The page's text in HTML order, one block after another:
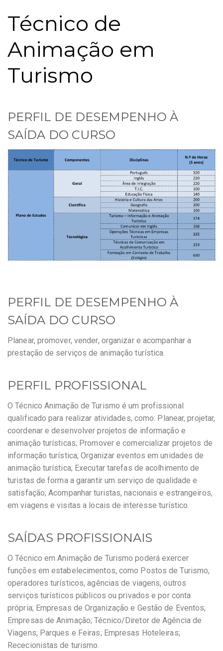
Técnico de
Animação em
Turismo
PERFIL DE DESEMPENHO À
SAÍDA DO CURSO
PERFIL DE DESEMPENHO À
SAÍDA DO CURSO
Planear, promover, vender, organizar e acompanhar a
prestação de serviços de animação turística.
PERFIL PROFISSIONAL
O Técnico Animação de Turismo é um profissional
qualificado para realizar atividades, como: Planear, projetar,
coordenar e desenvolver projetos de informação e
animação turísticas; Promover e comercializar projetos de
informação turística; Organizar eventos em unidades de
animação turística; Executar tarefas de acolhimento de
turistas de forma a garantir um serviço de qualidade e
satisfação; Acompanhar turistas, nacionais e estrangeiros,
em viagens e visitas a locais de interesse turístico.
SAÍDAS PROFISSIONAIS
O Técnico em Animação de Turismo poderá exercer
funções em estabelecimentos, como Postos de Turismo,
operadores turísticos, agências de viagens, outros
serviços turísticos públicos ou privados e por conta
própria; Empresas de Organização e Gestão de Eventos;
Empresas de Animação; Técnico/Diretor de Agência de
Viagens; Parques e Feiras; Empresas Hoteleiras;
Rececionistas de turismo.